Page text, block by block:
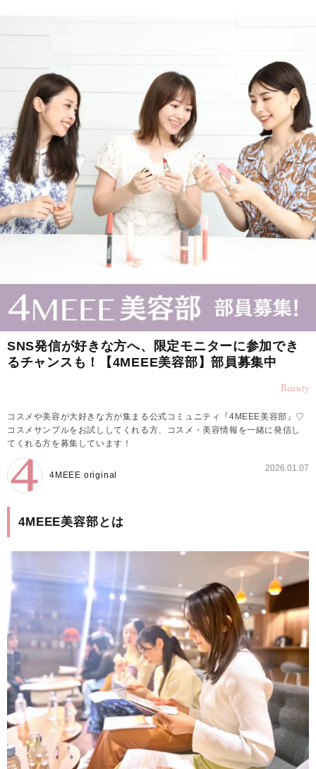
SNS発信が好きな方へ、限定モニターに参加でき
るチャンスも！【4MEEE美容部】部員募集中
Beauty
コスメや美容が大好きな方が集まる公式コミュニティ『4MEEE美容部』♡
コスメサンプルをお試ししてくれる方、コスメ・美容情報を一緒に発信し
てくれる方を募集しています！
4MEEE original
2026.01.07
4MEEE美容部とは